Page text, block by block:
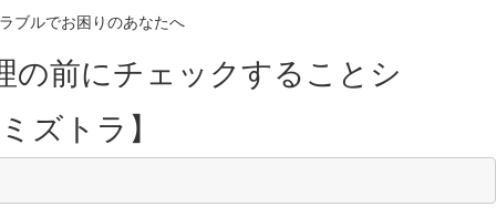
ブルでお困りのあなたへ
前にチェックすることシ
ズトラ】